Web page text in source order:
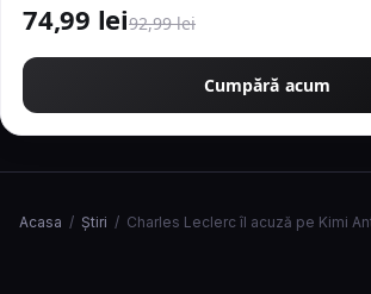
74,99 lei92,99 lei
Cumpără acum
Acasa / Ştiri / Charles Leclerc îl acuză pe Kimi